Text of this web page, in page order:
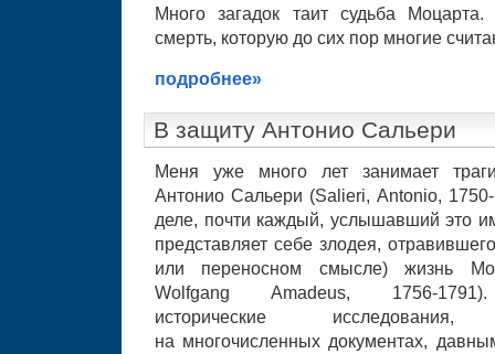
Много загадок таит судьба
смерть, которую до сих пор многие
подробнее»
В защиту Антонио Сальери
Меня уже много лет занимает
Антонио Сальери (Salieri, Antonio,
деле, почти каждый, услышавший это
представляет себе злодея,
или переносном смысле) жизнь
Wolfgang Amadeus, 1756-1791).
исторические исследования,
на многочисленных документах,